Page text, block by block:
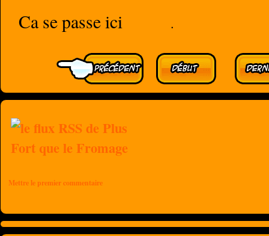
Ca se passe ici .
Mettre le premier commentaire